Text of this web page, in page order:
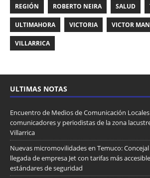
REGIÓN ROBERTO NEIRA SALUD
ULTIMAHORA VICTORIA VICTOR
VILLARRICA
ULTIMAS NOTAS
Encuentro de Medios de Comunicación
comunicadores y periodistas de la zona
Villarrica
Nuevas micromovilidades en Temuco:
llegada de empresa Jet con tarifas más
estándares de seguridad